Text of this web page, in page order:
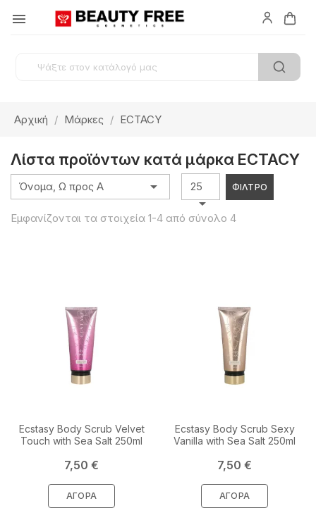

Αρχική Μάρκες ECTACY
Λίστα προϊόντων κατά μάρκα ECTACY
Όνομα, Ω προς Α  25

ΦΊΛΤΡΟ
Εμφανίζονται τα στοιχεία 1-4 από σύνολο 4
Ecstasy Body Scrub Velvet
Touch with Sea Salt 250ml
Τιμή
7,50 €
ΑΓΟΡΆ
Ecstasy Body Scrub Sexy
Vanilla with Sea Salt 250ml
Τιμή
7,50 €
ΑΓΟΡΆ